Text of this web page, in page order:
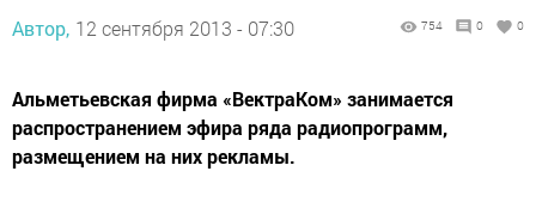
Автор, 12 сентября 2013 - 07:30 754 0 0
Альметьевская фирма «ВектраКом» занимается
распространением эфира ряда радиопрограмм,
размещением на них рекламы.